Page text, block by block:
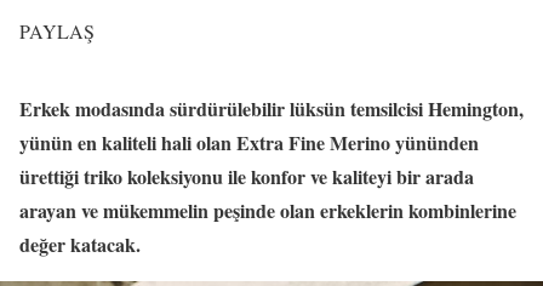
PAYLAŞ
Erkek modasında sürdürülebilir lüksün temsilcisi Hemington,
yünün en kaliteli hali olan Extra Fine Merino yününden
ürettiği triko koleksiyonu ile konfor ve kaliteyi bir arada
arayan ve mükemmelin peşinde olan erkeklerin kombinlerine
değer katacak.